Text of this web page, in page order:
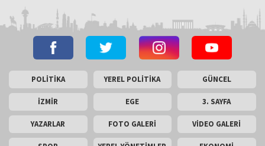
POLİTİKA YEREL POLİTİKA GÜNCEL
İZMİR EGE 3. SAYFA
YAZARLAR FOTO GALERİ VİDEO GALERİ